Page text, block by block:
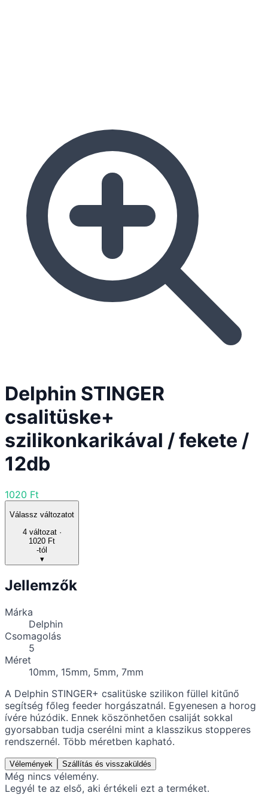
Delphin STINGER
csalitüske+
szilikonkarikával / fekete /
12db
1020 Ft
Válassz változatot
4változat ·
1020 Ft
-tól
▾
Jellemzők
Márka
Delphin
Csomagolás
5
Méret
10mm, 15mm, 5mm, 7mm
A Delphin STINGER+ csalitüske szilikon füllel kitűnő
segítség főleg feeder horgászatnál. Egyenesen a horog
ívére húzódik. Ennek köszönhetően csaliját sokkal
gyorsabban tudja cserélni mint a klasszikus stopperes
rendszernél. Több méretben kapható.
Vélemények Szállítás és visszaküldés
Még nincs vélemény.
Legyél te az első, aki értékeli ezt a terméket.